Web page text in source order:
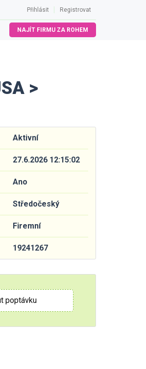
Přihlásit Registrovat
NAJÍT FIRMU ZA ROHEM
>
Aktivní
27.6.2026 12:15:02
Ano
Středočeský
Firemní
19241267
poptávku